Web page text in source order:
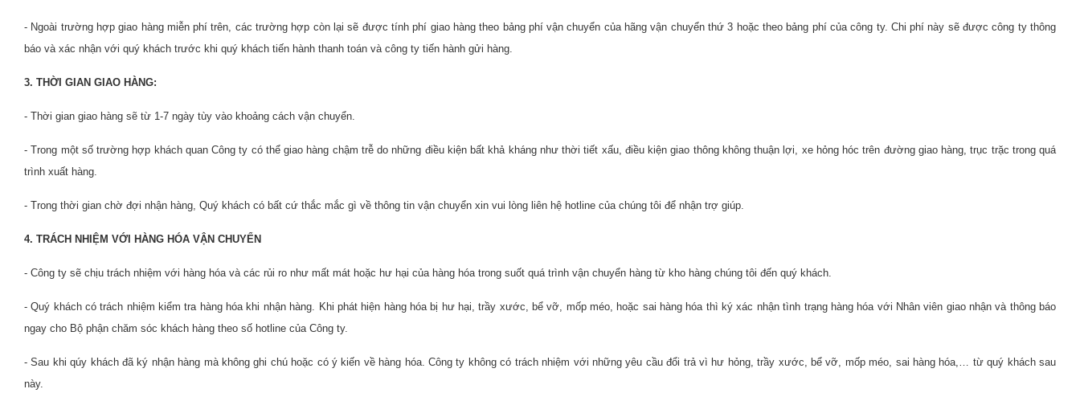
- Ngoài trường hợp giao hàng miễn phí trên, các trường hợp còn lại sẽ được tính phí giao hàng theo bảng phí vận chuyển của hãng vận chuyển thứ 3 hoặc theo bảng phí của công ty. Chi phí này sẽ được công ty thông
báo và xác nhận với quý khách trước khi quý khách tiến hành thanh toán và công ty tiến hành gửi hàng.
3. THỜI GIAN GIAO HÀNG:
- Thời gian giao hàng sẽ từ 1-7 ngày tùy vào khoảng cách vận chuyển.
- Trong một số trường hợp khách quan Công ty có thể giao hàng chậm trễ do những điều kiện bất khả kháng như thời tiết xấu, điều kiện giao thông không thuận lợi, xe hỏng hóc trên đường giao hàng, trục trặc trong quá
trình xuất hàng.
- Trong thời gian chờ đợi nhận hàng, Quý khách có bất cứ thắc mắc gì về thông tin vận chuyển xin vui lòng liên hệ hotline của chúng tôi để nhận trợ giúp.
4. TRÁCH NHIỆM VỚI HÀNG HÓA VẬN CHUYỂN
- Công ty sẽ chịu trách nhiệm với hàng hóa và các rủi ro như mất mát hoặc hư hại của hàng hóa trong suốt quá trình vận chuyển hàng từ kho hàng chúng tôi đến quý khách.
- Quý khách có trách nhiệm kiểm tra hàng hóa khi nhận hàng. Khi phát hiện hàng hóa bị hư hại, trầy xước, bể vỡ, mốp méo, hoặc sai hàng hóa thì ký xác nhận tình trạng hàng hóa với Nhân viên giao nhận và thông báo
ngay cho Bộ phận chăm sóc khách hàng theo số hotline của Công ty.
- Sau khi qúy khách đã ký nhận hàng mà không ghi chú hoặc có ý kiến về hàng hóa. Công ty không có trách nhiệm với những yêu cầu đổi trả vì hư hỏng, trầy xước, bể vỡ, mốp méo, sai hàng hóa,… từ quý khách sau
này.